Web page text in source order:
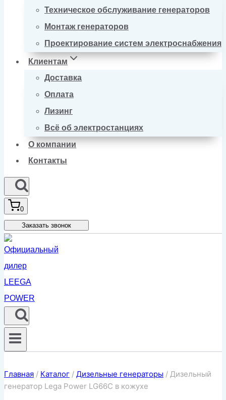
Техническое обслуживание генераторов
Монтаж генераторов
Проектирование систем электроснабжения
Клиентам
Доставка
Оплата
Лизинг
Всё об электростанциях
О компании
Контакты
0
Заказать звонок
Главная / Каталог / Дизельные генераторы / Дизельный
генератор Lega Power LG66C в кожухе